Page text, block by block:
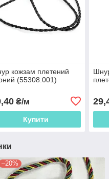
кожзам плетений
(55308.001)
₴/м
Купити
–20%